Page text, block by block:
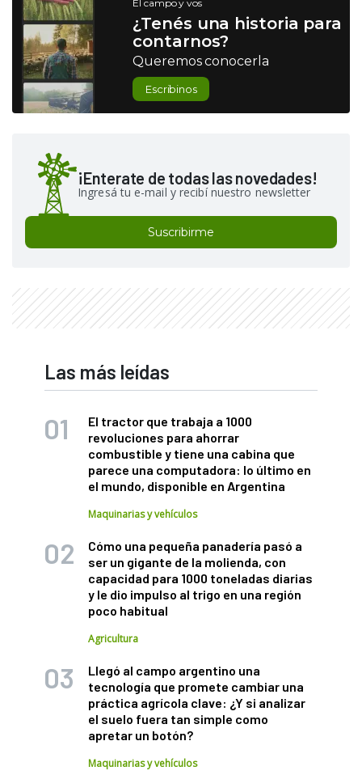
El campo y vos
¿Tenés una historia para
contarnos?
Queremos conocerla
Escribinos
¡Enterate de todas las novedades!
Ingresá tu e-mail y recibí nuestro newsletter
Suscribirme
Las más leídas
El tractor que trabaja a 1000
revoluciones para ahorrar
combustible y tiene una cabina que
parece una computadora: lo último en
el mundo, disponible en Argentina
Maquinarias y vehículos
Cómo una pequeña panadería pasó a
ser un gigante de la molienda, con
capacidad para 1000 toneladas diarias
y le dio impulso al trigo en una región
poco habitual
Agricultura
Llegó al campo argentino una
tecnología que promete cambiar una
práctica agrícola clave: ¿Y si analizar
el suelo fuera tan simple como
apretar un botón?
Maquinarias y vehículos